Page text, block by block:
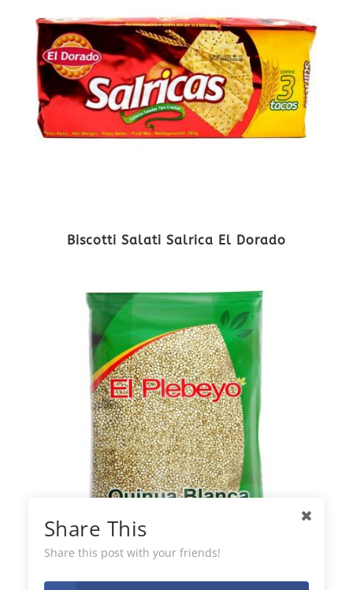
Biscotti Salati Salrica El Dorado
Share This
Share this post with your friends!